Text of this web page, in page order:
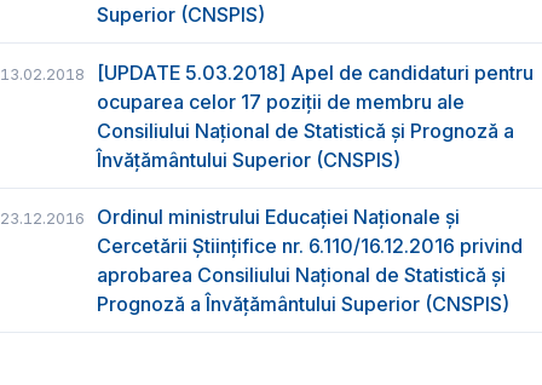
Superior (CNSPIS)
13.02.2018
[UPDATE 5.03.2018] Apel de candidaturi pentru
ocuparea celor 17 poziții de membru ale
Consiliului Național de Statistică și Prognoză a
Învățământului Superior (CNSPIS)
23.12.2016
Ordinul ministrului Educației Naționale și
Cercetării Științifice nr. 6.110/16.12.2016 privind
aprobarea Consiliului Național de Statistică și
Prognoză a Învățământului Superior (CNSPIS)